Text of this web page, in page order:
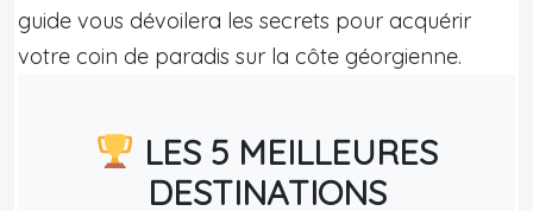
guide vous dévoilera les secrets pour acquérir
votre coin de paradis sur la côte géorgienne.
LES 5 MEILLEURES
DESTINATIONS